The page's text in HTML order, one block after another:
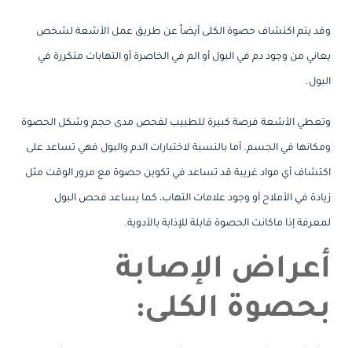
وقد يتم اكتشاف حصوة الكلى أيضاً عن طريق عمل الأشعة لشخص
يعاني من وجود دم في البول أو الم في الخاصرة أو التهابات متكررة في
البول.
وتعطي الأشعة فرصة كبيرة للطبيب لفحص مدى حجم وشكل الحصوة
ومكانها في الجسم. أما بالنسبة لاختبارات الدم والبول فهي تساعد على
اكتشاف أي مواد غريبة قد تساعد في تكوين حصوة مع مرور الوقت مثل
زيادة في الأملاح أو وجود علامات التهاب، كما يساعد فحص البول
لمعرفة إذا ماكانت الحصوة قابلة للإذابة بالأدوية.
أعراض الإصابة
بحصوة الكلى: